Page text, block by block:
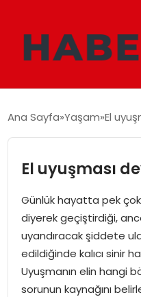
DÜNYA
EKONOMI
SIYASET
TEKNOLOJI
Ana Sayfa Yaşam El
El uyuşması
Günlük hayatta pek çok
diyerek geçiştirdiği,
uyandıracak şiddete
edildiğinde kalıcı sinir
Uyuşmanın elin hangi
sorunun kaynağını